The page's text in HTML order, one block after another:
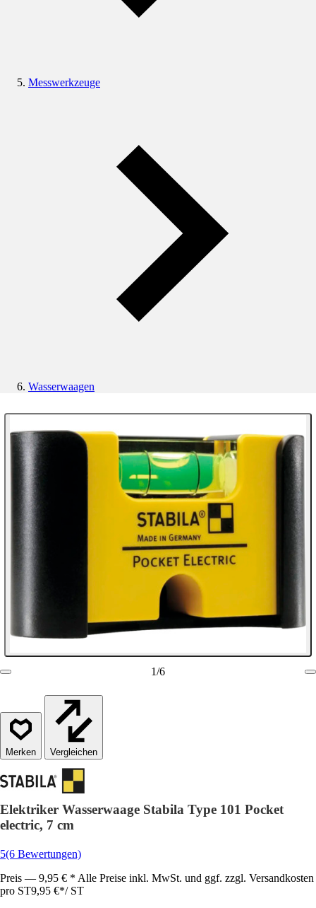
Messwerkzeuge
Wasserwaagen
1/6
Vergleichen
Elektriker Wasserwaage Stabila Type 101 Pocket
electric, 7 cm
5(6 Bewertungen)
Preis — 9,95 € * Alle Preise inkl. MwSt. und ggf. zzgl. Versandkosten
pro ST9,95 €*/ ST